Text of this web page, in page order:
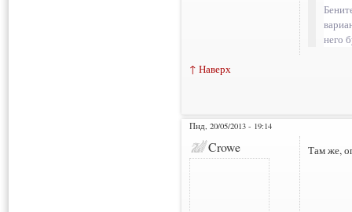
него
↑ Наверх
Пнд, 20/05/2013 - 19:14
Crowe Там же,